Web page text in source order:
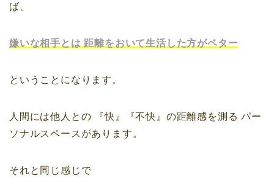
ば、
嫌いな相手とは 距離をおいて生活した方がベター
ということになります。
人間には他人との 『快』『不快』の距離感を測る パー
ソナルスペースがあります。
それと同じ感じで